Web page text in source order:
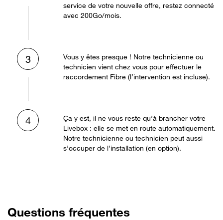
service de votre nouvelle offre, restez connecté
avec 200Go/mois.
3
Vous y êtes presque ! Notre technicienne ou
technicien vient chez vous pour effectuer le
raccordement Fibre (l’intervention est incluse).
4
Ça y est, il ne vous reste qu’à brancher votre
Livebox : elle se met en route automatiquement.
Notre technicienne ou technicien peut aussi
s’occuper de l’installation (en option).
Questions fréquentes